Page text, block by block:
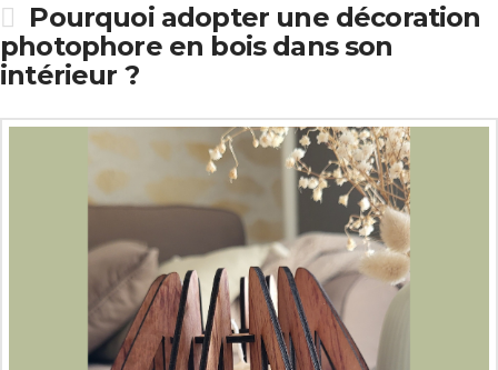
Pourquoi adopter une décoration
photophore en bois dans son
intérieur ?